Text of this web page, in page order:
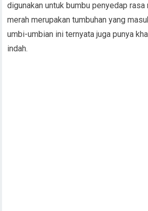
digunakan untuk bumbu penyedap rasa
merah merupakan tumbuhan yang
umbi-umbian ini ternyata juga punya
indah.